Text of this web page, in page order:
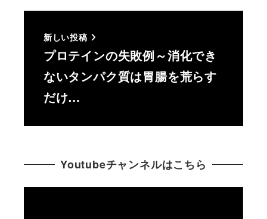
新しい投稿
プロテインの失敗例～消化でき
ないタンパク質は胃腸を荒らす
だけ…
Youtubeチャンネルはこちら